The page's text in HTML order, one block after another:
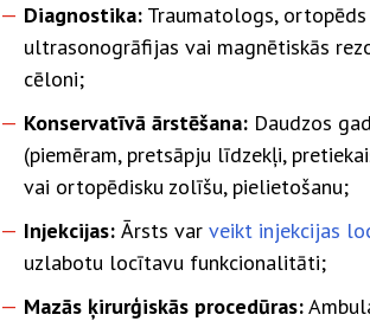
Diagnostika: Traumatologs,
ultrasonogrāfijas vai magnētiskās
cēloni;
Konservatīvā ārstēšana: Daudzos
(piemēram, pretsāpju līdzekļi,
vai ortopēdisku zolīšu, pielietošanu;
Injekcijas: Ārsts var veikt injekcijas
uzlabotu locītavu funkcionalitāti;
Mazās ķirurģiskās procedūras: